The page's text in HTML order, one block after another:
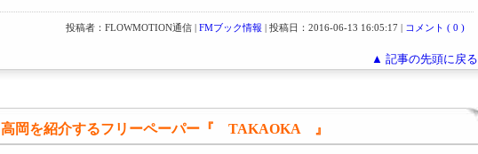
投稿者：FLOWMOTION通信 | FMブック情報 | 投稿日：2016-06-13 16:05:17 | コメント ( 0 )
▲ 記事の先頭に戻る
高岡を紹介するフリーペーパー『 TAKAOKA 』